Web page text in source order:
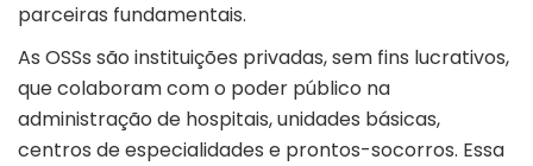
parceiras fundamentais.
As OSSs são instituições privadas, sem fins lucrativos,
que colaboram com o poder público na
administração de hospitais, unidades básicas,
centros de especialidades e prontos-socorros. Essa